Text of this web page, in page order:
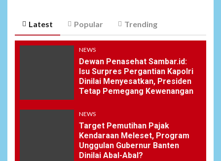
Latest Popular Trending
NEWS
Dewan Penasehat Sambar.id:
Isu Surpres Pergantian Kapolri
Dinilai Menyesatkan, Presiden
Tetap Pemegang Kewenangan
NEWS
Target Pemutihan Pajak
Kendaraan Meleset, Program
Unggulan Gubernur Banten
Dinilai Abal-Abal?